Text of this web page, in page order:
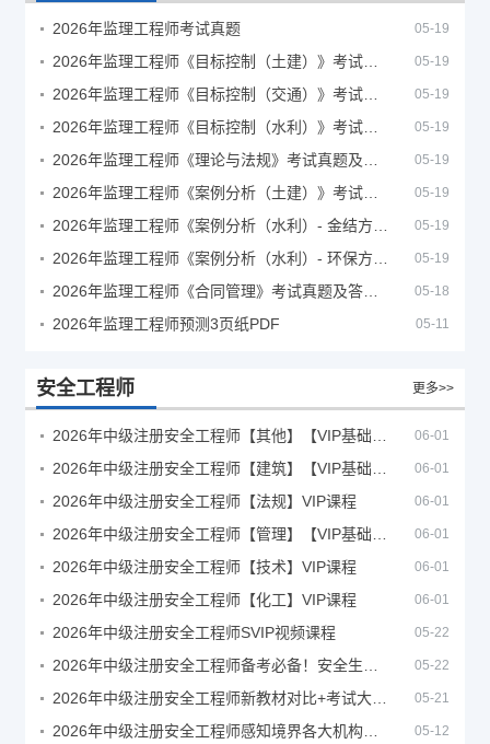
2026年监理工程师考试真题 05-19
05-19
05-19
05-19
05-19
05-19
05-19
05-19
05-18
2026年监理工程师预测3页纸PDF 05-11
安全工程师 更多>>
06-01
06-01
2026年中级注册安全工程师【法规】VIP课程 06-01
06-01
2026年中级注册安全工程师【技术】VIP课程 06-01
2026年中级注册安全工程师【化工】VIP课程 06-01
2026年中级注册安全工程师SVIP视频课程 05-22
05-22
05-21
05-12